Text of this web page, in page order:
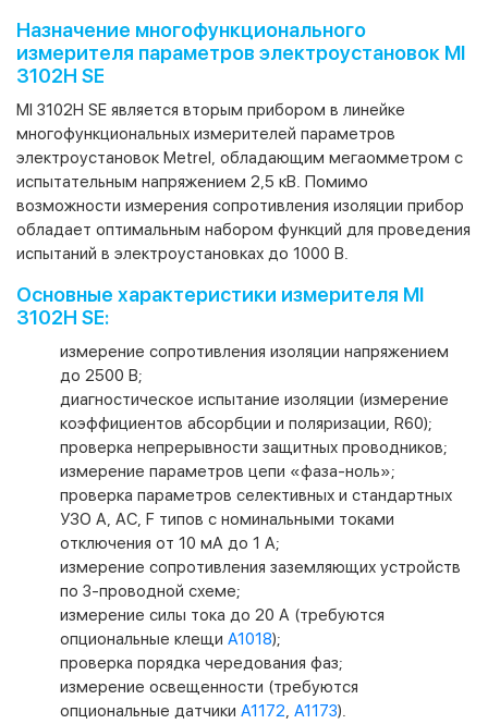
Назначение многофункционального
измерителя параметров электроустановок MI
3102H SE
MI 3102H SE является вторым прибором в линейке
многофункциональных измерителей параметров
электроустановок Metrel, обладающим мегаомметром с
испытательным напряжением 2,5 кВ. Помимо
возможности измерения сопротивления изоляции прибор
обладает оптимальным набором функций для проведения
испытаний в электроустановках до 1000 В.
Основные характеристики измерителя MI
3102H SE:
измерение сопротивления изоляции напряжением
до 2500 В;
диагностическое испытание изоляции (измерение
коэффициентов абсорбции и поляризации, R60);
проверка непрерывности защитных проводников;
измерение параметров цепи «фаза-ноль»;
проверка параметров селективных и стандартных
УЗО А, АС, F типов с номинальными токами
отключения от 10 мА до 1 А;
измерение сопротивления заземляющих устройств
по 3-проводной схеме;
измерение силы тока до 20 А (требуются
опциональные клещи А1018);
проверка порядка чередования фаз;
измерение освещенности (требуются
опциональные датчики А1172 А1173).